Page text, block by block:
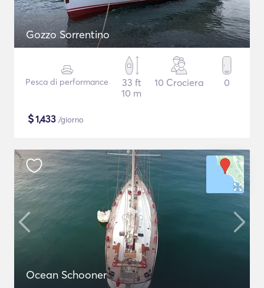
Gozzo Sorrentino
Pesca di performance
33 ft
10 m
10 Crociera 0
$1,433 /giorno
Ocean Schooner